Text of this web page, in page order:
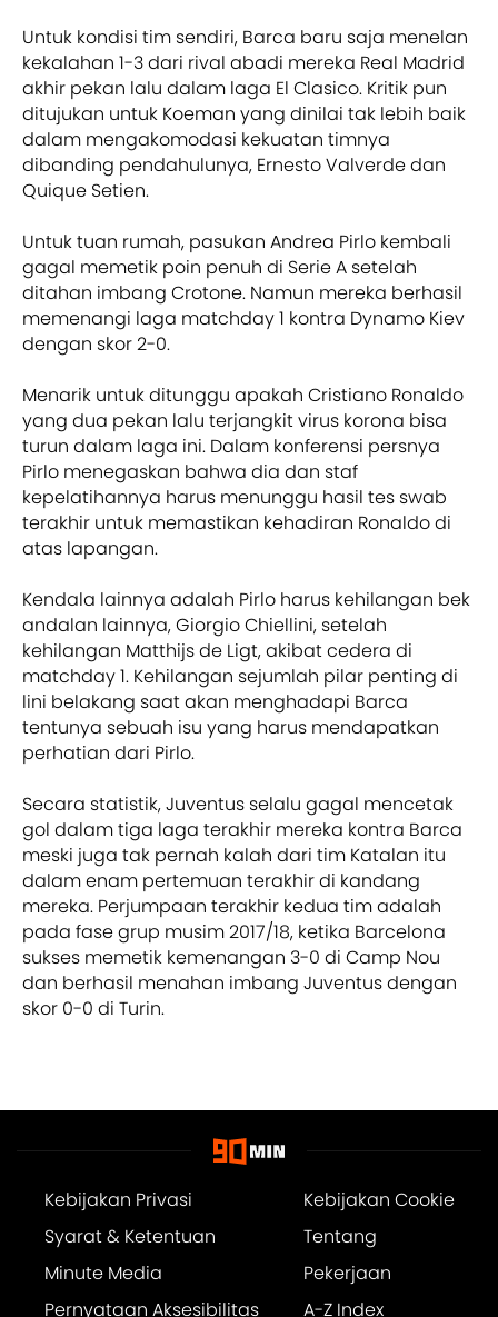
Untuk kondisi tim sendiri, Barca baru saja menelan
kekalahan 1-3 dari rival abadi mereka Real Madrid
akhir pekan lalu dalam laga El Clasico. Kritik pun
ditujukan untuk Koeman yang dinilai tak lebih baik
dalam mengakomodasi kekuatan timnya
dibanding pendahulunya, Ernesto Valverde dan
Quique Setien.
Untuk tuan rumah, pasukan Andrea Pirlo kembali
gagal memetik poin penuh di Serie A setelah
ditahan imbang Crotone. Namun mereka berhasil
memenangi laga matchday 1 kontra Dynamo Kiev
dengan skor 2-0.
Menarik untuk ditunggu apakah Cristiano Ronaldo
yang dua pekan lalu terjangkit virus korona bisa
turun dalam laga ini. Dalam konferensi persnya
Pirlo menegaskan bahwa dia dan staf
kepelatihannya harus menunggu hasil tes swab
terakhir untuk memastikan kehadiran Ronaldo di
atas lapangan.
Kendala lainnya adalah Pirlo harus kehilangan bek
andalan lainnya, Giorgio Chiellini, setelah
kehilangan Matthijs de Ligt, akibat cedera di
matchday 1. Kehilangan sejumlah pilar penting di
lini belakang saat akan menghadapi Barca
tentunya sebuah isu yang harus mendapatkan
perhatian dari Pirlo.
Secara statistik, Juventus selalu gagal mencetak
gol dalam tiga laga terakhir mereka kontra Barca
meski juga tak pernah kalah dari tim Katalan itu
dalam enam pertemuan terakhir di kandang
mereka. Perjumpaan terakhir kedua tim adalah
pada fase grup musim 2017/18, ketika Barcelona
sukses memetik kemenangan 3-0 di Camp Nou
dan berhasil menahan imbang Juventus dengan
skor 0-0 di Turin.
Kebijakan Privasi
Kebijakan Cookie
Syarat & Ketentuan
Tentang
Minute Media
Pekerjaan
Pernyataan Aksesibilitas
A-Z Index